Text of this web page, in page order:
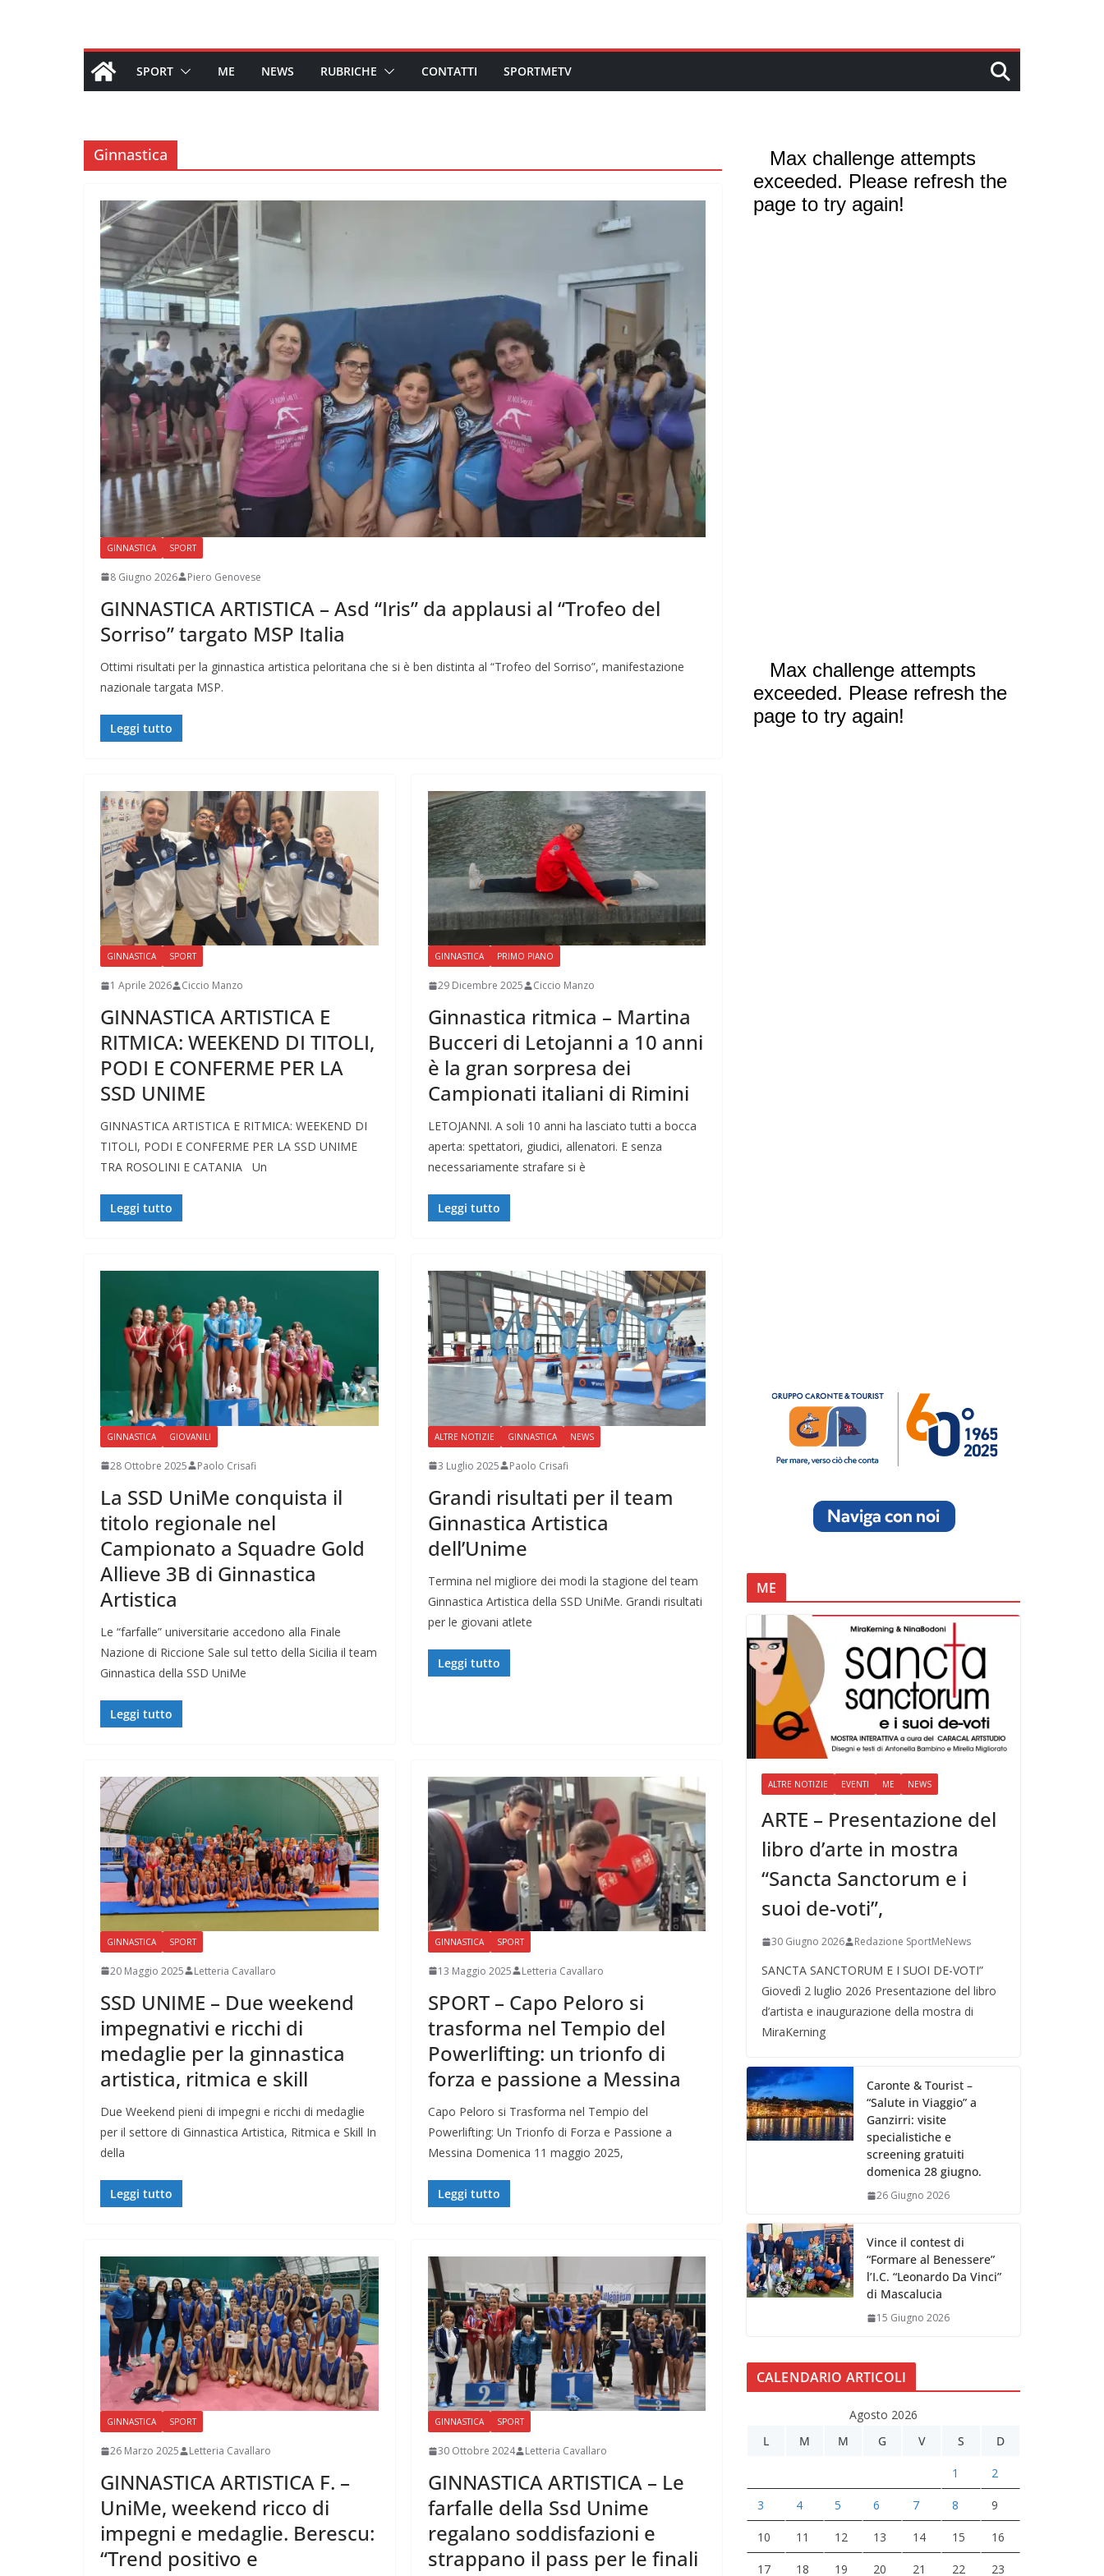
SPORT ME NEWS RUBRICHE CONTATTI SPORTMETV
Ginnastica
GINNASTICA SPORT
8 Giugno 2026 Piero Genovese
GINNASTICA ARTISTICA – Asd “Iris” da applausi al “Trofeo del
Sorriso” targato MSP Italia
Ottimi risultati per la ginnastica artistica peloritana che si è ben distinta al “Trofeo del Sorriso”, manifestazione
nazionale targata MSP.
Leggi tutto
GINNASTICA SPORT
1 Aprile 2026 Ciccio Manzo
GINNASTICA ARTISTICA E
RITMICA: WEEKEND DI TITOLI,
PODI E CONFERME PER LA
SSD UNIME
GINNASTICA ARTISTICA E RITMICA: WEEKEND DI
TITOLI, PODI E CONFERME PER LA SSD UNIME
TRA ROSOLINI E CATANIA Un
Leggi tutto
GINNASTICA PRIMO PIANO
29 Dicembre 2025 Ciccio Manzo
Ginnastica ritmica – Martina
Bucceri di Letojanni a 10 anni
è la gran sorpresa dei
Campionati italiani di Rimini
LETOJANNI. A soli 10 anni ha lasciato tutti a bocca
aperta: spettatori, giudici, allenatori. E senza
necessariamente strafare si è
Leggi tutto
GINNASTICA GIOVANILI
28 Ottobre 2025 Paolo Crisafi
La SSD UniMe conquista il
titolo regionale nel
Campionato a Squadre Gold
Allieve 3B di Ginnastica
Artistica
Le “farfalle” universitarie accedono alla Finale
Nazione di Riccione Sale sul tetto della Sicilia il team
Ginnastica della SSD UniMe
Leggi tutto
ALTRE NOTIZIE GINNASTICA NEWS
3 Luglio 2025 Paolo Crisafi
Grandi risultati per il team
Ginnastica Artistica
dell’Unime
Termina nel migliore dei modi la stagione del team
Ginnastica Artistica della SSD UniMe. Grandi risultati
per le giovani atlete
Leggi tutto
GINNASTICA SPORT
20 Maggio 2025 Letteria Cavallaro
SSD UNIME – Due weekend
impegnativi e ricchi di
medaglie per la ginnastica
artistica, ritmica e skill
Due Weekend pieni di impegni e ricchi di medaglie
per il settore di Ginnastica Artistica, Ritmica e Skill In
della
Leggi tutto
GINNASTICA SPORT
13 Maggio 2025 Letteria Cavallaro
SPORT – Capo Peloro si
trasforma nel Tempio del
Powerlifting: un trionfo di
forza e passione a Messina
Capo Peloro si Trasforma nel Tempio del
Powerlifting: Un Trionfo di Forza e Passione a
Messina Domenica 11 maggio 2025,
Leggi tutto
GINNASTICA SPORT
26 Marzo 2025 Letteria Cavallaro
GINNASTICA ARTISTICA F. –
UniMe, weekend ricco di
impegni e medaglie. Berescu:
“Trend positivo e
GINNASTICA SPORT
30 Ottobre 2024 Letteria Cavallaro
GINNASTICA ARTISTICA – Le
farfalle della Ssd Unime
regalano soddisfazioni e
strappano il pass per le finali
ME
ALTRE NOTIZIE EVENTI ME NEWS
ARTE – Presentazione del
libro d’arte in mostra
“Sancta Sanctorum e i
suoi de-voti”,
30 Giugno 2026 Redazione SportMeNews
SANCTA SANCTORUM E I SUOI DE-VOTI”
Giovedì 2 luglio 2026 Presentazione del libro
d’artista e inaugurazione della mostra di
MiraKerning
Caronte & Tourist –
“Salute in Viaggio” a
Ganzirri: visite
specialistiche e
screening gratuiti
domenica 28 giugno.
26 Giugno 2026
Vince il contest di
“Formare al Benessere”
l’I.C. “Leonardo Da Vinci”
di Mascalucia
15 Giugno 2026
CALENDARIO ARTICOLI
Agosto 2026
L
M M G V S D
1 2
3 4 5 6 7 8 9
10 11 12 13 14 15 16
17 18 19 20 21 22 23